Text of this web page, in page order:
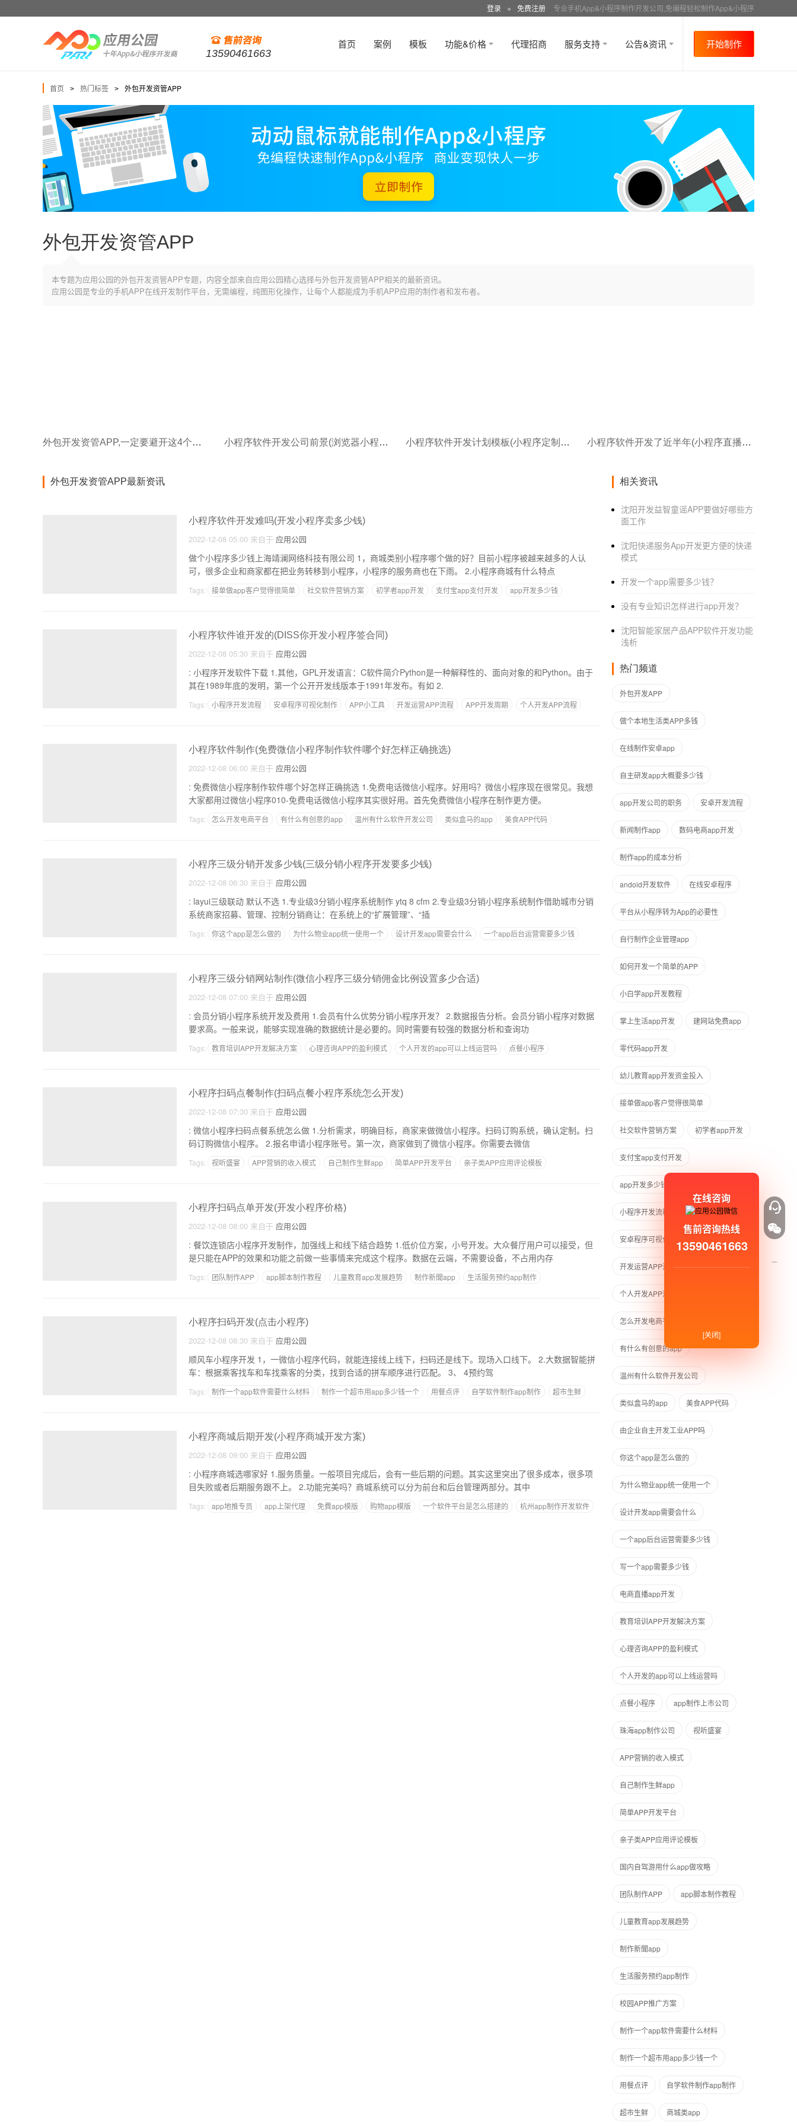
登录 ● 免费注册 专业手机App&小程序制作开发公司,免编程轻松制作App&小程序
13590461663
首页 案例 模板 功能&价格 代理招商 服务支持 公告&资讯 开始制作
首页 > 热门标签 > 外包开发资管APP
外包开发资管APP
本专题为应用公园的外包开发资管APP专题，内容全部来自应用公园精心选择与外包开发资管APP相关的最新资讯。
应用公园是专业的手机APP在线开发制作平台，无需编程，纯图形化操作，让每个人都能成为手机APP应用的制作者和发布者。
外包开发资管APP,一定要避开这4个行业套路 小程序软件开发公司前景(浏览器小程序打不开) 小程序软件开发计划模板(小程序定制开发的优点) 小程序软件开发了近半年(小程序直播如何引流小程序直播带货新的营销模式)
外包开发资管APP最新资讯
小程序软件开发难吗(开发小程序卖多少钱)
2022-12-08 05:00 来自于 应用公园
做个小程序多少钱上海靖澜网络科技有限公司 1，商城类别小程序哪个做的好？目前小程序被越来越多的人认
可，很多企业和商家都在把业务转移到小程序，小程序的服务商也在下雨。 2.小程序商城有什么特点
Tags: 接单做app客户觉得很简单 社交软件营销方案 初学者app开发 支付宝app支付开发
app开发多少钱
小程序软件谁开发的(DISS你开发小程序签合同)
2022-12-08 05:30 来自于 应用公园
: 小程序开发软件下载 1.其他，GPL开发语言：C软件简介Python是一种解释性的、面向对象的和Python。由于
其在1989年底的发明，第一个公开开发线版本于1991年发布。有如 2.
Tags: 小程序开发流程 安卓程序可视化制作 APP小工具 开发运营APP流程 APP开发周期 个人开发APP流程
小程序软件制作(免费微信小程序制作软件哪个好怎样正确挑选)
2022-12-08 06:00 来自于 应用公园
: 免费微信小程序制作软件哪个好怎样正确挑选 1.免费电话微信小程序。好用吗？微信小程序现在很常见。我想
大家都用过微信小程序010-免费电话微信小程序其实很好用。首先免费微信小程序在制作更方便。
Tags: 怎么开发电商平台 有什么有创意的app 温州有什么软件开发公司 类似盒马的app
美食APP代码
小程序三级分销开发多少钱(三级分销小程序开发要多少钱)
2022-12-08 06:30 来自于 应用公园
: layui三级联动 默认不选 1.专业级3分销小程序系统制作 ytq 8 cfm 2.专业级3分销小程序系统制作借助城市分销
系统商家招募、管理、控制分销商让：在系统上的“扩展管理”、“插
Tags: 你这个app是怎么做的 为什么物业app统一使用一个 设计开发app需要会什么
一个app后台运营需要多少钱
小程序三级分销网站制作(微信小程序三级分销佣金比例设置多少合适)
2022-12-08 07:00 来自于 应用公园
: 会员分销小程序系统开发及费用 1.会员有什么优势分销小程序开发？ 2.数据报告分析。会员分销小程序对数据
要求高。一般来说，能够实现准确的数据统计是必要的。同时需要有较强的数据分析和查询功
Tags: 教育培训APP开发解决方案 心理咨询APP的盈利模式 个人开发的app可以上线运营吗
点餐小程序
小程序扫码点餐制作(扫码点餐小程序系统怎么开发)
2022-12-08 07:30 来自于 应用公园
: 微信小程序扫码点餐系统怎么做 1.分析需求，明确目标，商家来做微信小程序。扫码订购系统，确认定制。扫
码订购微信小程序。 2.报名申请小程序账号。第一次，商家做到了微信小程序。你需要去微信
Tags: 视听盛宴 APP营销的收入模式 自己制作生鲜app 简单APP开发平台
亲子类APP应用评论模板
小程序扫码点单开发(开发小程序价格)
2022-12-08 08:00 来自于 应用公园
: 餐饮连锁店小程序开发制作，加强线上和线下结合趋势 1.低价位方案，小号开发。大众餐厅用户可以接受，但
是只能在APP的效果和功能之前做一些事情来完成这个程序。数据在云端，不需要设备，不占用内存
Tags: 团队制作APP app脚本制作教程 儿童教育app发展趋势 制作新聞app
生活服务预约app制作
小程序扫码开发(点击小程序)
2022-12-08 08:30 来自于 应用公园
顺风车小程序开发 1，一微信小程序代码，就能连接线上线下，扫码还是线下。现场入口线下。 2.大数据智能拼
车：根据乘客找车和车找乘客的分类，找到合适的拼车顺序进行匹配。 3、 4预约驾
Tags: 制作一个app软件需要什么材料 制作一个超市用app多少钱一个 用餐点评 自学软件制作app制作
超市生鲜
小程序商城后期开发(小程序商城开发方案)
2022-12-08 09:00 来自于 应用公园
: 小程序商城选哪家好 1.服务质量。一般项目完成后，会有一些后期的问题。其实这里突出了很多成本，很多项
目失败或者后期服务跟不上。 2.功能完美吗？商城系统可以分为前台和后台管理两部分。其中
Tags: app地推专员 app上架代理 免費app模版 购物app模版 一个软件平台是怎么搭建的 杭州app制作开发软件
相关资讯
沈阳开发益智童谣APP要做好哪些方
面工作
沈阳快递服务App开发更方便的快递
模式
开发一个app需要多少钱？
没有专业知识怎样进行app开发？
沈阳智能家居产品APP软件开发功能
浅析
热门频道
外包开发APP
做个本地生活类APP多钱
在线制作安卓app
自主研发app大概要多少钱
app开发公司的职务 安卓开发流程
新闻制作app 数码电商app开发
制作app的成本分析
andoid开发软件 在线安卓程序
平台从小程序转为App的必要性
自行制作企业管理app
如何开发一个简单的APP
小白学app开发教程
掌上生活app开发 建网站免费app
零代码app开发
幼儿教育app开发资金投入
接单做app客户觉得很简单
社交软件营销方案 初学者app开发
支付宝app支付开发
app开发多少钱
小程序开发流程
安卓程序可视化制作
开发运营APP流程 APP开发周期
个人开发APP流程
怎么开发电商平台
有什么有创意的app
温州有什么软件开发公司
类似盒马的app 美食APP代码
由企业自主开发工业APP吗
你这个app是怎么做的
为什么物业app统一使用一个
设计开发app需要会什么
一个app后台运营需要多少钱
写一个app需要多少钱
电商直播app开发
教育培训APP开发解决方案
心理咨询APP的盈利模式
个人开发的app可以上线运营吗
点餐小程序 app制作上市公司
珠海app制作公司 视听盛宴
APP营销的收入模式
自己制作生鲜app
简单APP开发平台
亲子类APP应用评论模板
国内自驾游用什么app做攻略
团队制作APP app脚本制作教程
儿童教育app发展趋势
制作新聞app
生活服务预约app制作
校园APP推广方案
制作一个app软件需要什么材料
制作一个超市用app多少钱一个
用餐点评 自学软件制作app制作
超市生鲜 商城类app
在线咨询
售前咨询热线
13590461663
[关闭]